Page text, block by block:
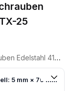
25
5.0 X 70 200St. TX-25
5 mm × 70 mm